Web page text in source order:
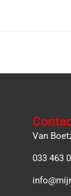
Van
033 463